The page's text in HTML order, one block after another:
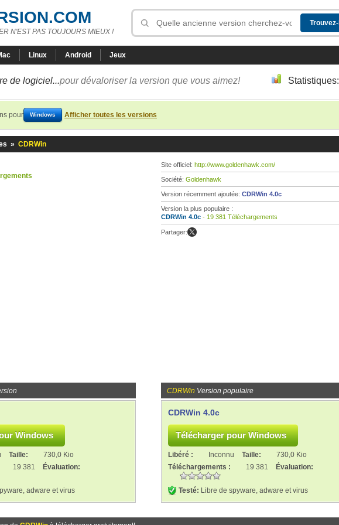
N'EST PAS TOUJOURS MIEUX !
Linux Android Jeux
de logiciel...pour dévaloriser la version que vous aimez! Statistiques:
pour Windows Afficher toutes les versions
» CDRWin
Site officiel: http://www.goldenhawk.com/
Société: Goldenhawk
Version récemment ajoutée: CDRWin 4.0c
Version la plus populaire :
CDRWin 4.0c - 19 381 Téléchargements
Partager:
Taille:
730,0 Kio
19 381 Évaluation:
adware et virus
CDRWin Version populaire
CDRWin 4.0c
Libéré : Inconnu Taille:
730,0 Kio
Téléchargements :
19 381 Évaluation:
Testé: Libre de spyware, adware et virus